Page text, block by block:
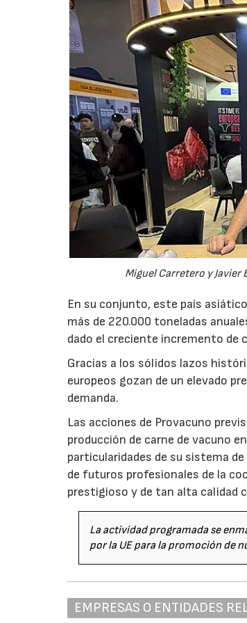
Miguel Carretero y Javier
En su conjunto, este país
más de 220.000 toneladas
dado el creciente incremento de
Gracias a los sólidos lazos
europeos gozan de un elevado
demanda.
Las acciones de Provacuno
producción de carne de vacuno
particularidades de su sistema
de futuros profesionales de la
prestigioso y de tan alta calidad
La actividad programada se
por la UE para la promoción de
EMPRESAS O ENTIDADES